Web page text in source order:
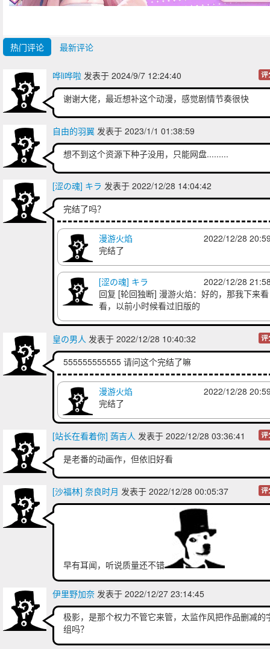
热门评论 最新评论
哗li哗啦 发表于 2024/9/7 12:24:40 评
谢谢大佬，最近想补这个动漫，感觉剧情节奏很快
自由的羽翼 发表于 2023/1/1 01:38:59
想不到这个资源下种子没用，只能网盘.........
[涩の魂] キラ 发表于 2022/12/28 14:04:42
完结了吗？
2022/12/28
漫游火焰
完结了
2022/12/28
[涩の魂] キラ
回复 [轮回独断] 漫游火焰：好的，那我下来看
看，以前小时候看过旧版的
皇の男人 发表于 2022/12/28 10:40:32 评
555555555555 请问这个完结了嘛
2022/12/28
漫游火焰
完结了
[站长在看着你] 蒟吉人 发表于 2022/12/28 03:36:41 评
是老番的动画作，但依旧好看
[沙福林] 奈良时月 发表于 2022/12/28 00:05:37 评
早有耳闻，听说质量还不错
伊里野加奈 发表于 2022/12/27 23:14:45
极影，是那个权力不管它来管，太监作风把作品删减的
组吗？